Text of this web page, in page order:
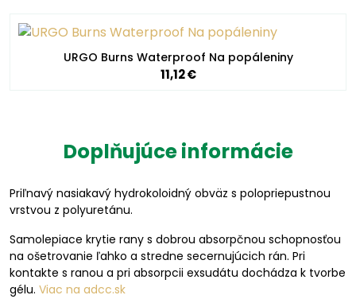
URGO Burns Waterproof Na popáleniny
11,12 €
Doplňujúce informácie
Priľnavý nasiakavý hydrokoloidný obväz s polopriepustnou
vrstvou z polyuretánu.
Samolepiace krytie rany s dobrou absorpčnou schopnosťou
na ošetrovanie ľahko a stredne secernujúcich rán. Pri
kontakte s ranou a pri absorpcii exsudátu dochádza k tvorbe
gélu. Viac na adcc.sk